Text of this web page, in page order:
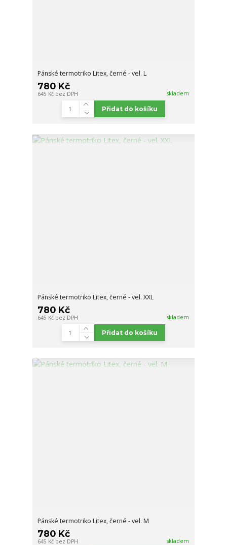
Pánské termotriko Litex, černé - vel. L
780 Kč
645 Kč bez DPH skladem
Přidat do košíku
Pánské termotriko Litex, černé - vel. XXL
780 Kč
645 Kč bez DPH skladem
Přidat do košíku
Pánské termotriko Litex, černé - vel. M
780 Kč
645 Kč bez DPH skladem